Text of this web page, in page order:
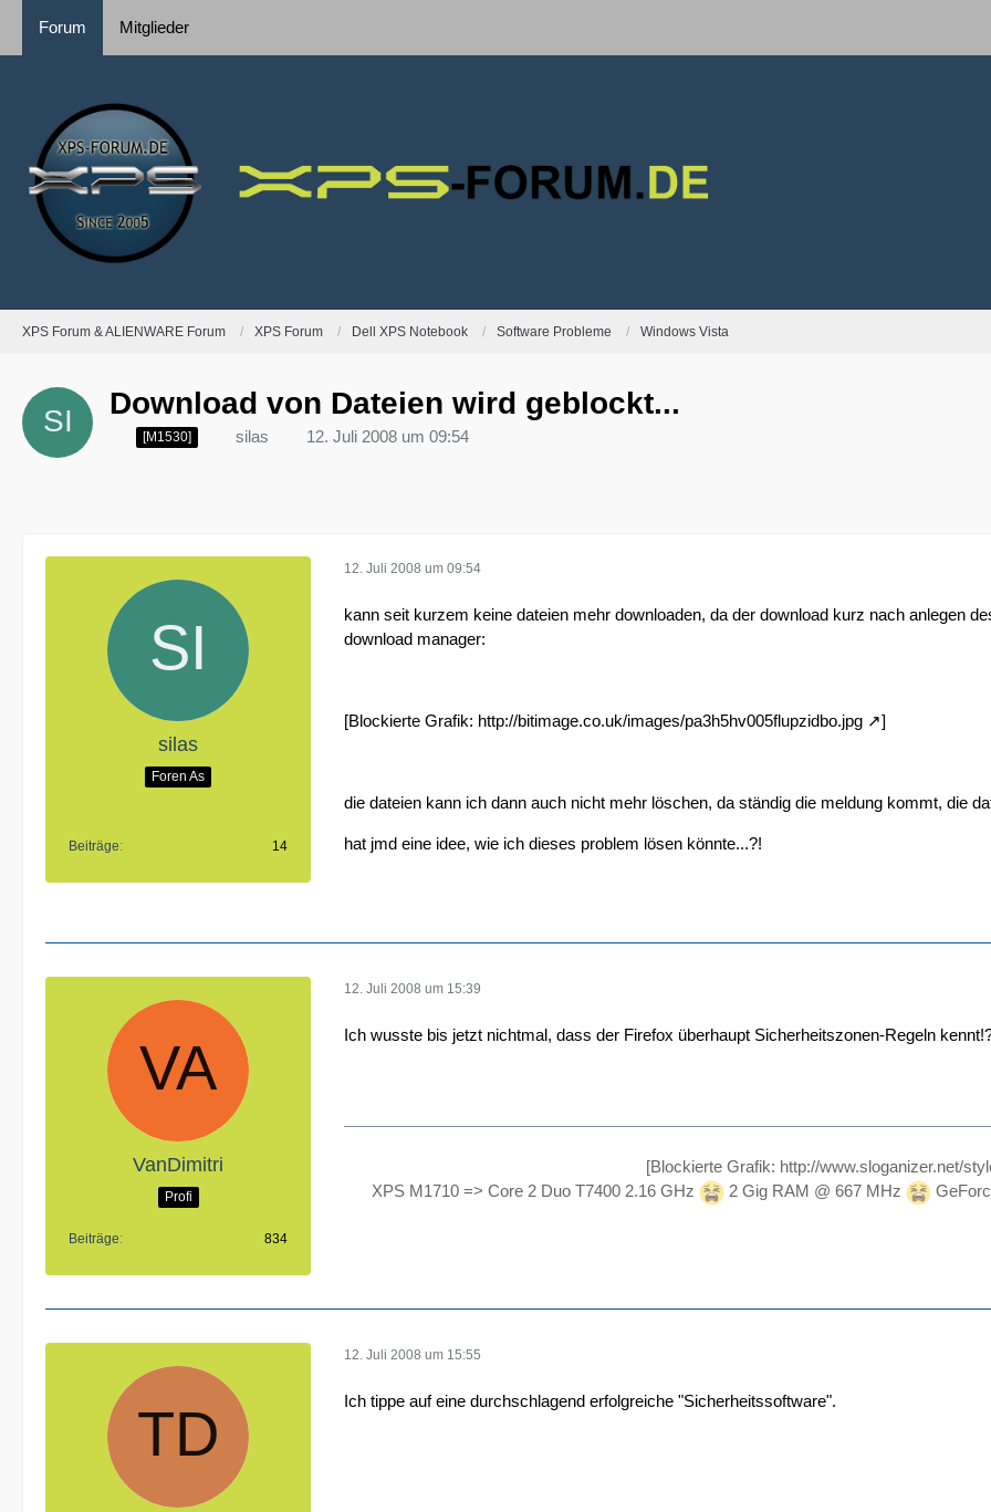
Forum Mitglieder
XPS Forum & ALIENWARE Forum XPS Forum Dell XPS Notebook Software Probleme Windows Vista
Download von Dateien wird geblockt...
[M1530] silas 12. Juli 2008 um 09:54
silas
Foren As
Beiträge 14
12. Juli 2008 um 09:54
kann seit kurzem keine dateien mehr downloaden, da der download kurz nach anlegen
download manager:
[Blockierte Grafik: http://bitimage.co.uk/images/pa3h5hv005flupzidbo.jpg ]
die dateien kann ich dann auch nicht mehr löschen, da ständig die meldung kommt, die
hat jmd eine idee, wie ich dieses problem lösen könnte...?!
VanDimitri
Profi
Beiträge 834
12. Juli 2008 um 15:39
Ich wusste bis jetzt nichtmal, dass der Firefox überhaupt Sicherheitszonen-Regeln
[Blockierte Grafik: http://www.sloganizer.net/
XPS M1710 => Core 2 Duo T7400 2.16 GHz
2 Gig RAM @ 667 MHz
12. Juli 2008 um 15:55
Ich tippe auf eine durchschlagend erfolgreiche "Sicherheitssoftware".